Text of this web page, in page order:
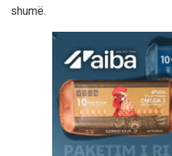
shumë.